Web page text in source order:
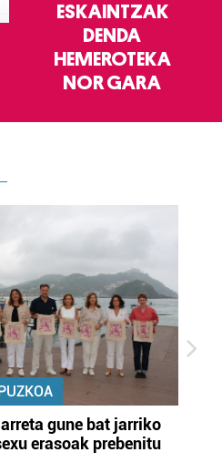
ESKAINTZAK
DENDA
HEMEROTEKA
NOR GARA
gune bat jarriko
erasoak prebenitu